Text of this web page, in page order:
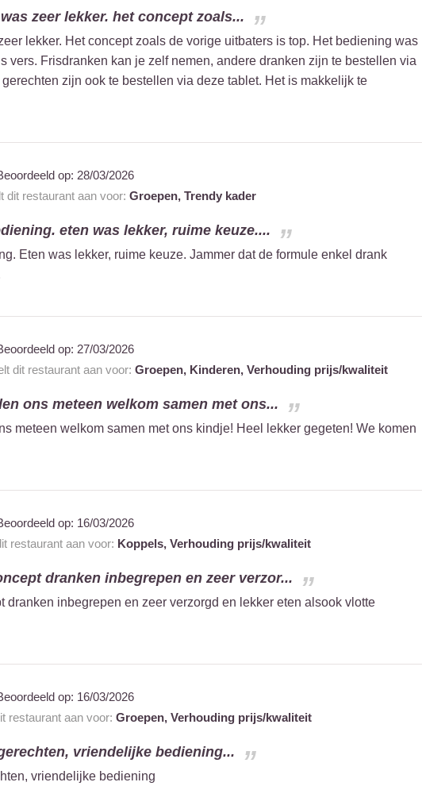
zeer lekker. het concept zoals...
lekker. Het concept zoals de vorige uitbaters is top. Het bediening was
vers. Frisdranken kan je zelf nemen, andere dranken zijn te bestellen via
zijn ook te bestellen via deze tablet. Het is makkelijk te
op: 28/03/2026
dit restaurant aan voor: Groepen, Trendy kader
eten was lekker, ruime keuze....
Eten was lekker, ruime keuze. Jammer dat de formule enkel drank
op: 27/03/2026
dit restaurant aan voor: Groepen, Kinderen, Verhouding prijs/kwaliteit
ons meteen welkom samen met ons...
meteen welkom samen met ons kindje! Heel lekker gegeten! We komen
op: 16/03/2026
restaurant aan voor: Koppels, Verhouding prijs/kwaliteit
dranken inbegrepen en zeer verzor...
dranken inbegrepen en zeer verzorgd en lekker eten alsook vlotte
op: 16/03/2026
restaurant aan voor: Groepen, Verhouding prijs/kwaliteit
vriendelijke bediening...
vriendelijke bediening